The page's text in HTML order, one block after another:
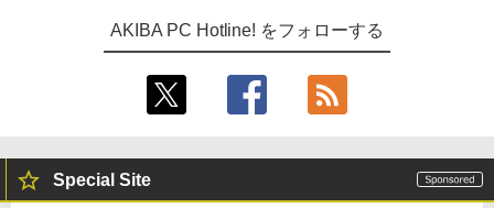
AKIBA PC Hotline! をフォローする
Special Site